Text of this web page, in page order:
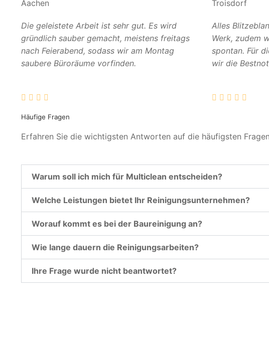
Aachen
Die geleistete Arbeit ist sehr gut. Es wird
gründlich sauber gemacht, meistens freitags
nach Feierabend, sodass wir am Montag
saubere Büroräume vorfinden.
Troisdorf
Alles
Werk, zudem
spontan. Für
wir die
Häufige Fragen
Erfahren Sie die wichtigsten Antworten auf die häufigsten
Warum soll ich mich für Multiclean entscheiden?
Welche Leistungen bietet Ihr Reinigungsunternehmen?
Worauf kommt es bei der Baureinigung an?
Wie lange dauern die Reinigungsarbeiten?
Ihre Frage wurde nicht beantwortet?